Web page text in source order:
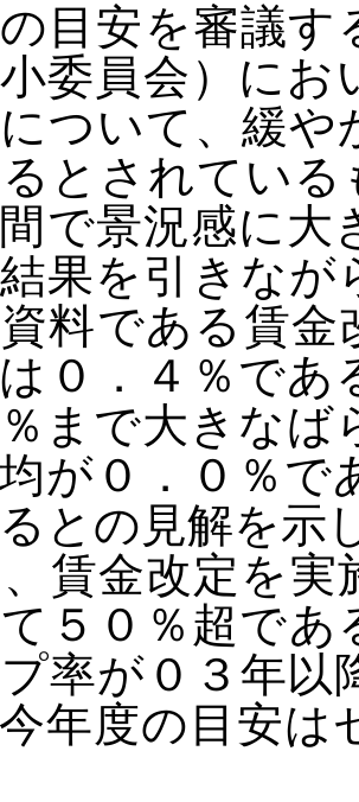
目安を審議す
小委員会）に
ついて、緩や
とされている
で景況感に大
果を引きなが
料である賃金
０．４％であ
まで大きな
が０．０％で
との見解を示
賃金改定を
５０％超であ
率が０３年以
年度の目安は